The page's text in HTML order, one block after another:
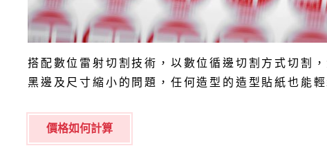
搭配數位雷射切割技術，以數位循邊切割方式切割
黑邊及尺寸縮小的問題，任何造型的造型貼紙也能輕
價格如何計算